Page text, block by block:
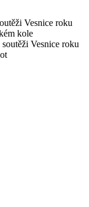
Vesnice roku
kole
Vesnice roku